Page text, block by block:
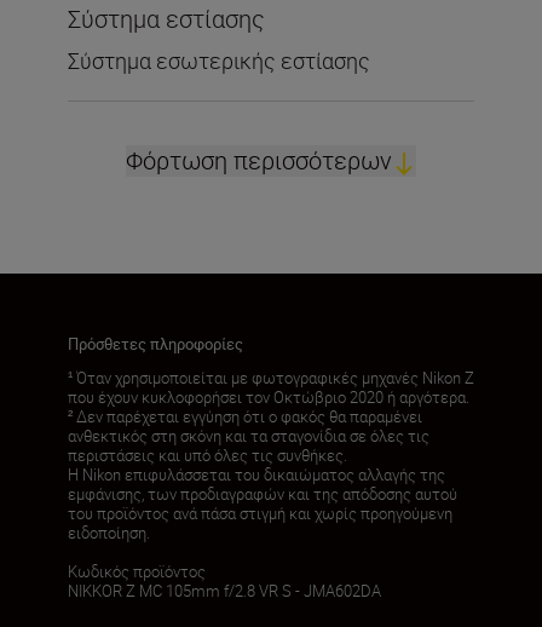
Σύστημα εστίασης
Σύστημα εσωτερικής εστίασης
Φόρτωση περισσότερων
Πρόσθετες πληροφορίες
¹ Όταν χρησιμοποιείται με φωτογραφικές μηχανές Nikon Z
που έχουν κυκλοφορήσει τον Οκτώβριο 2020 ή αργότερα.
² Δεν παρέχεται εγγύηση ότι ο φακός θα παραμένει
ανθεκτικός στη σκόνη και τα σταγονίδια σε όλες τις
περιστάσεις και υπό όλες τις συνθήκες.
Η Nikon επιφυλάσσεται του δικαιώματος αλλαγής της
εμφάνισης, των προδιαγραφών και της απόδοσης αυτού
του προϊόντος ανά πάσα στιγμή και χωρίς προηγούμενη
ειδοποίηση.
Κωδικός προϊόντος
NIKKOR Z MC 105mm f/2.8 VR S - JMA602DA